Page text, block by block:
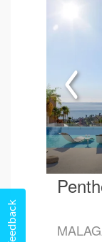
Feedback